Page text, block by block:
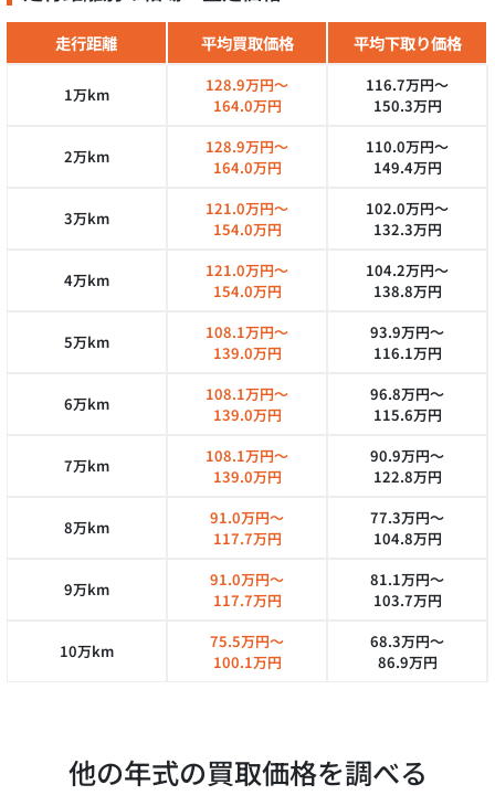
走行距離 平均買取価格 平均下取り価格
1万km
128.9万円～
164.0万円
116.7万円～
150.3万円
2万km
128.9万円～
164.0万円
110.0万円～
149.4万円
3万km
121.0万円～
154.0万円
102.0万円～
132.3万円
4万km
121.0万円～
154.0万円
104.2万円～
138.8万円
5万km
108.1万円～
139.0万円
93.9万円～
116.1万円
6万km
108.1万円～
139.0万円
96.8万円～
115.6万円
7万km
108.1万円～
139.0万円
90.9万円～
122.8万円
8万km
91.0万円～
117.7万円
77.3万円～
104.8万円
9万km
91.0万円～
117.7万円
81.1万円～
103.7万円
10万km
75.5万円～
100.1万円
68.3万円～
86.9万円
他の年式の買取価格を調べる